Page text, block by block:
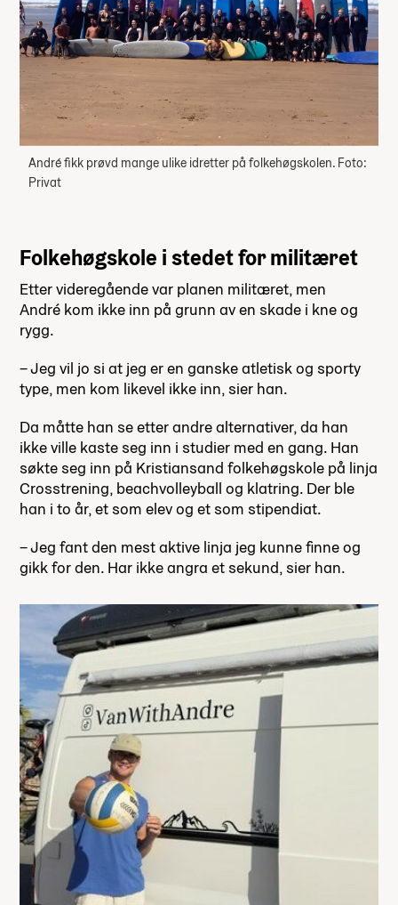
André fikk prøvd mange ulike idretter på folkehøgskolen. Foto:
Privat
Folkehøgskole i stedet for militæret
Etter videregående var planen militæret, men
André kom ikke inn på grunn av en skade i kne og
rygg.
– Jeg vil jo si at jeg er en ganske atletisk og sporty
type, men kom likevel ikke inn, sier han.
Da måtte han se etter andre alternativer, da han
ikke ville kaste seg inn i studier med en gang. Han
søkte seg inn på Kristiansand folkehøgskole på linja
Crosstrening, beachvolleyball og klatring. Der ble
han i to år, et som elev og et som stipendiat.
– Jeg fant den mest aktive linja jeg kunne finne og
gikk for den. Har ikke angra et sekund, sier han.